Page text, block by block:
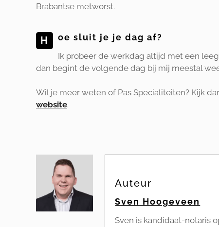
Brabantse metworst.
H oe sluit je je dag af?
Ik probeer de werkdag altijd met een
dan begint de volgende dag bij mij meestal
Wil je meer weten of Pas Specialiteiten? Kijk
website.
Auteur
Sven Hoogeveen
Sven is kandidaat-notaris